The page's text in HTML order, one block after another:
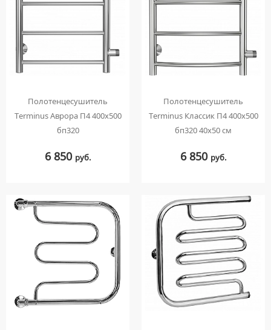
Полотенцесушитель
Terminus Аврора П4 400х500
бп320
6 850 руб.
Полотенцесушитель
Terminus Классик П4 400х500
бп320 40х50 см
6 850 руб.
ПОЛУПЬЕДЕСТАЛЫ ДЛЯ УМЫВАЛЬНИКОВ